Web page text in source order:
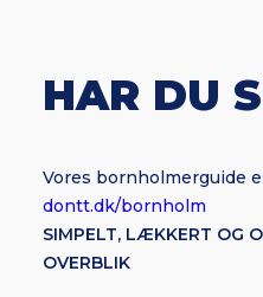
HAR DU
Vores bornholmerguide
dontt.dk/bornholm
SIMPELT, LÆKKERT OG
OVERBLIK